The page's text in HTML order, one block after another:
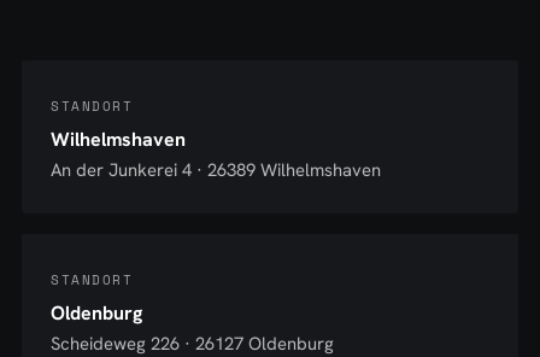
STANDORT
Wilhelmshaven
An der Junkerei 4 · 26389 Wilhelmshaven
STANDORT
Oldenburg
Scheideweg 226 · 26127 Oldenburg